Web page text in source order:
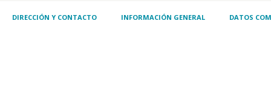
restaurantes,
DIRECCIÓN Y CONTACTO INFORMACIÓN GENERAL DATOS